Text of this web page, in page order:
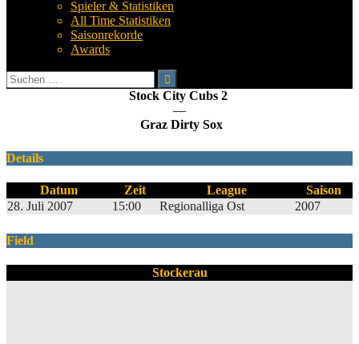
Spieler & Statistiken
All Time Statistiken
Saisonrekorde
Awards
Suchen
nach:
Stock City Cubs 2
—
Graz Dirty Sox
Details
Datum Zeit League
Saison
28. Juli 2007
15:00 Regionalliga Ost 2007
Field
Stockerau